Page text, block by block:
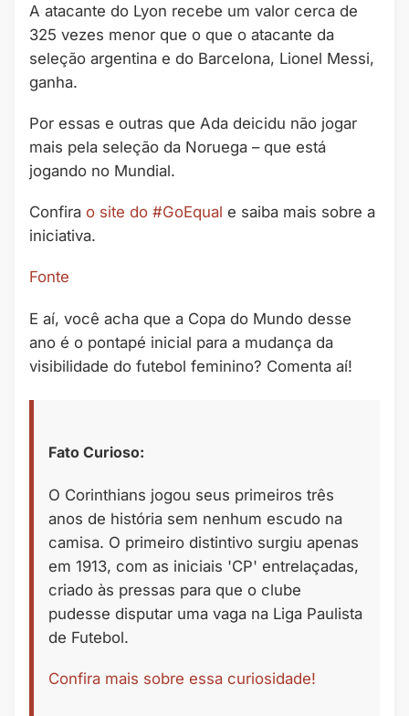
A atacante do Lyon recebe um valor cerca de
325 vezes menor que o que o atacante da
seleção argentina e do Barcelona, Lionel Messi,
ganha.
Por essas e outras que Ada deicidu não jogar
mais pela seleção da Noruega – que está
jogando no Mundial.
Confira o site do #GoEqual e saiba mais sobre a
iniciativa.
Fonte
E aí, você acha que a Copa do Mundo desse
ano é o pontapé inicial para a mudança da
visibilidade do futebol feminino? Comenta aí!
Fato Curioso:
O Corinthians jogou seus primeiros três
anos de história sem nenhum escudo na
camisa. O primeiro distintivo surgiu apenas
em 1913, com as iniciais 'CP' entrelaçadas,
criado às pressas para que o clube
pudesse disputar uma vaga na Liga Paulista
de Futebol.
Confira mais sobre essa curiosidade!